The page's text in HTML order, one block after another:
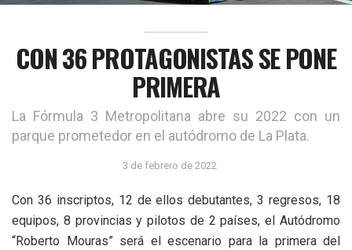
CON 36 PROTAGONISTAS SE PONE
PRIMERA
La Fórmula 3 Metropolitana abre su 2022 con un
parque prometedor en el autódromo de La Plata.
3 de febrero de 2022
Con 36 inscriptos, 12 de ellos debutantes, 3 regresos, 18
equipos, 8 provincias y pilotos de 2 países, el Autódromo
“Roberto Mouras” será el escenario para la primera del